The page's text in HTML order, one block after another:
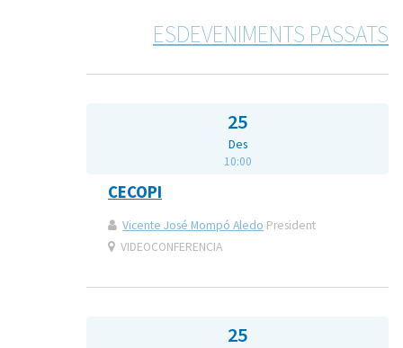
ESDEVENIMENTS PASSATS
25
Des
10:00
CECOPI
Vicente José Mompó Aledo President
VIDEOCONFERENCIA
25